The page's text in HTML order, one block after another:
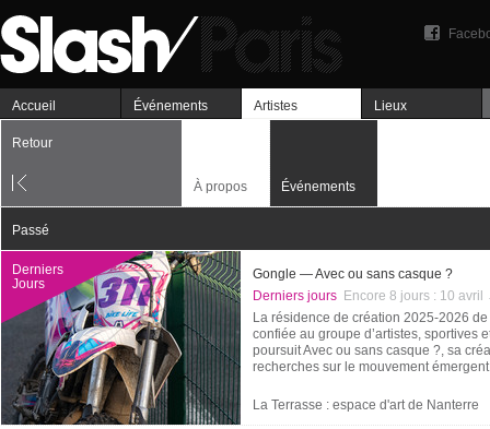
Accueil Événements Artistes Lieux
Retour
À propos Événements
Passé
Derniers
Jours
Gongle — Avec ou sans casque ?
Derniers jours Encore 8 jours : 10 avril
La résidence de création 2025-2026
confiée au groupe d’artistes, sportives
poursuit Avec ou sans casque ?, sa
recherches sur le mouvement
La Terrasse : espace d'art de Nanterre